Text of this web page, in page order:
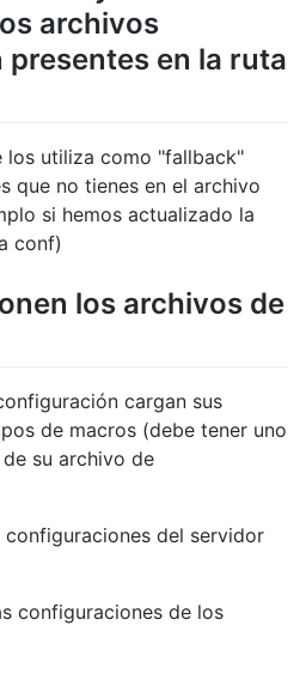
archivos
en la ruta
los utiliza como "fallback"
que no tienes en el archivo
si hemos actualizado la
conf)
los archivos de
cargan sus
de macros (debe tener uno
su archivo de
del servidor
configuraciones de los